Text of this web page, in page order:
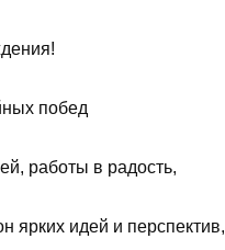
побед
работы в радость,
ярких идей и перспектив,